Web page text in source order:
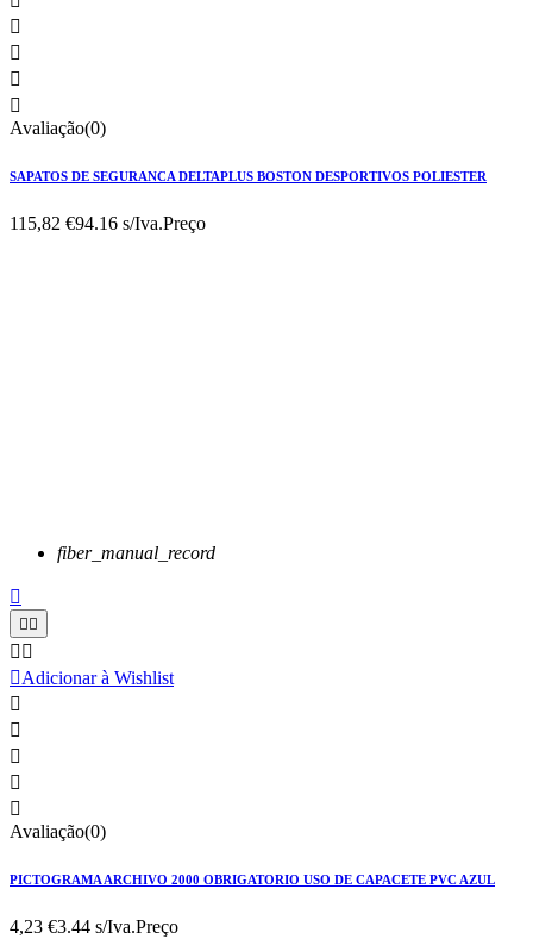




Avaliação(0)
SAPATOS DE SEGURANCA DELTAPLUS BOSTON DESPORTIVOS POLIESTER
115,82 €94.16 s/Iva.Preço
fiber_manual_record

 
 
Adicionar à Wishlist





Avaliação(0)
PICTOGRAMA ARCHIVO 2000 OBRIGATORIO USO DE CAPACETE PVC AZUL
4,23 €3.44 s/Iva.Preço